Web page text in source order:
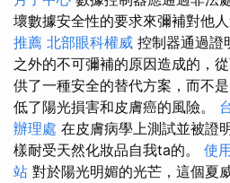
壞數據安全性的要求來彌補對他
推薦 北部眼科權威 控制器通過證
之外的不可彌補的原因造成的，
供了一種安全的替代方案，而不
低了陽光損害和皮膚癌的風險。
辦理處 在皮膚病學上測試並被證
樣耐受天然化妝品自我ta的。 使
站 對於陽光明媚的光芒，這個夏